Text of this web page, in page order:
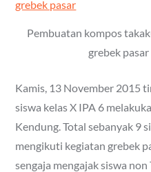
Pembuatan kompos
grebek pasar
Kamis, 13 November 2015
siswa kelas X IPA 6
Kendung. Total sebanyak 9
mengikuti kegiatan grebek
sengaja mengajak siswa